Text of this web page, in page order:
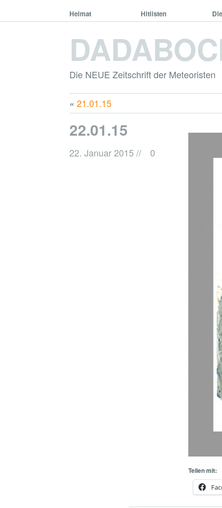
Heimat Hitlisten
Die NEUE Zeitschrift der Meteoristen
« 21.01.15
22.01.15
22. Januar 2015 // 0
Teilen mit: